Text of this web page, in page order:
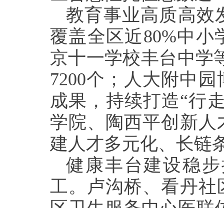
教育事业高质高效
覆盖全区近80%中
京十一学校丰台中学
7200个；人大附中
成果，持续打造“行
学院、陶西平创新
建人才多元化、长链
健康丰台建设稳
工。卢沟桥、看丹